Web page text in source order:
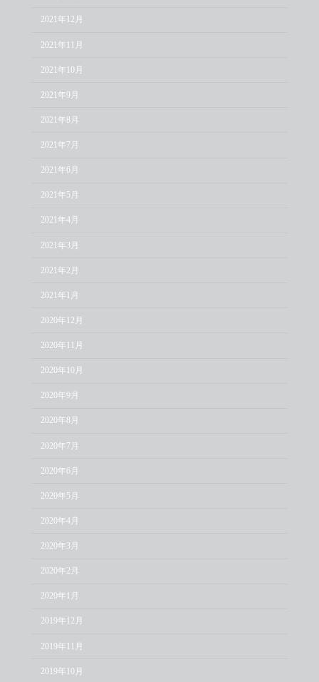
2021年12月
2021年11月
2021年10月
2021年9月
2021年8月
2021年7月
2021年6月
2021年5月
2021年4月
2021年3月
2021年2月
2021年1月
2020年12月
2020年11月
2020年10月
2020年9月
2020年8月
2020年7月
2020年6月
2020年5月
2020年4月
2020年3月
2020年2月
2020年1月
2019年12月
2019年11月
2019年10月